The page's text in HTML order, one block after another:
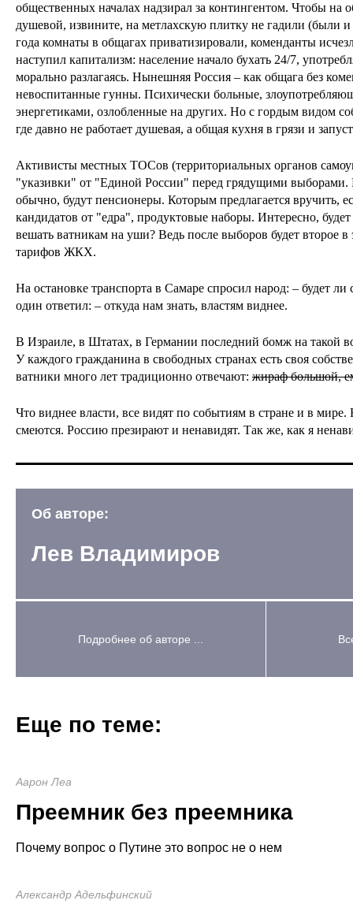
общественных началах надзирал за контингентом. Чтобы на
душевой, извините, на метлахскую плитку не гадили (были и
года комнаты в общагах приватизировали, коменданты
наступил капитализм: население начало бухать 24/7,
морально разлагаясь. Нынешняя Россия – как общага без
невоспитанные гунны. Психически больные,
энергетиками, озлобленные на других. Но с гордым видом
где давно не работает душевая, а общая кухня в грязи и
Активисты местных ТОСов (территориальных органов
"указивки" от "Единой России" перед грядущими выборами.
обычно, будут пенсионеры. Которым предлагается вручить,
кандидатов от "едра", продуктовые наборы. Интересно,
вешать ватникам на уши? Ведь после выборов будет второе
тарифов ЖКХ.
На остановке транспорта в Самаре спросил народ: – будет
один ответил: – откуда нам знать, властям виднее.
В Израиле, в Штатах, в Германии последний бомж на такой
У каждого гражданина в свободных странах есть своя
ватники много лет традиционно отвечают: жираф большой,
Что виднее власти, все видят по событиям в стране и в
смеются. Россию презирают и ненавидят. Так же, как я
Об авторе:
Лев Владимиров
Подробнее об авторе ...
Еще по теме:
Аарон Леа
Преемник без преемника
Почему вопрос о Путине это вопрос не о нем
Александр Адельфинский